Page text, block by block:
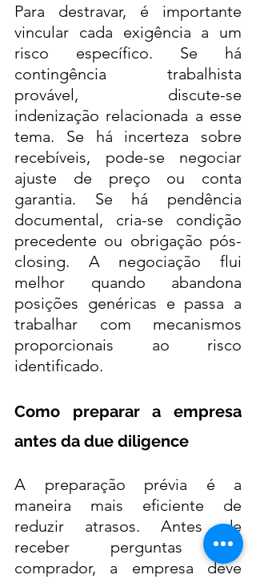
Para destravar, é importante
vincular cada exigência a um
risco específico. Se há
contingência trabalhista
provável, discute-se
indenização relacionada a esse
tema. Se há incerteza sobre
recebíveis, pode-se negociar
ajuste de preço ou conta
garantia. Se há pendência
documental, cria-se condição
precedente ou obrigação pós-
closing. A negociação flui
melhor quando abandona
posições genéricas e passa a
trabalhar com mecanismos
proporcionais ao risco
identificado.
Como preparar a empresa
antes da due diligence
A preparação prévia é a
maneira mais eficiente de
reduzir atrasos. Antes de
receber perguntas do
comprador, a empresa deve